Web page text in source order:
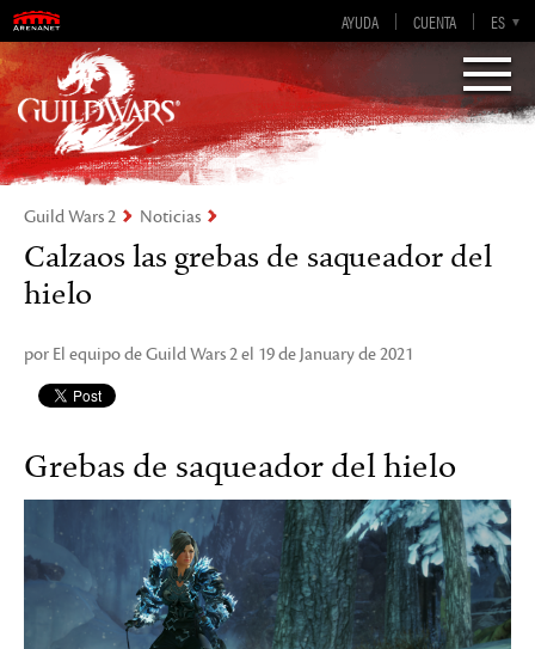
AYUDA CUENTA ES
EN
DE
FR
EN-GB
Visions of Eternity
Guild Wars 2
Guild Wars 2 Noticias
Calzaos las grebas de saqueador del
hielo
por El equipo de Guild Wars 2 el 19 de January de 2021
Grebas de saqueador del hielo